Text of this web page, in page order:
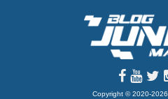
Copyright © 2020-2026